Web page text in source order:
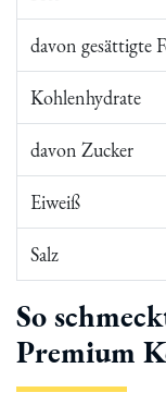
davon gesättigte
Kohlenhydrate
davon Zucker
Eiweiß
Salz
So
Premium